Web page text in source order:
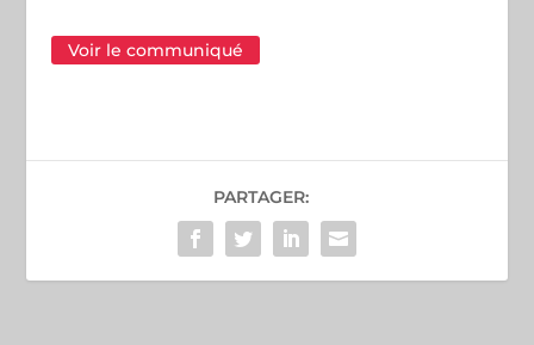
Voir le communiqué
PARTAGER: